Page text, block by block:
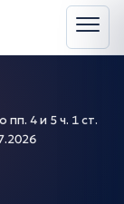
4 и 5 ч. 1 ст.